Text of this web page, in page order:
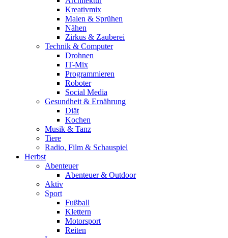
Kreativmix
Malen & Sprühen
Nähen
Zirkus & Zauberei
Technik & Computer
Drohnen
IT-Mix
Programmieren
Roboter
Social Media
Gesundheit & Ernährung
Diät
Kochen
Musik & Tanz
Tiere
Radio, Film & Schauspiel
Herbst
Abenteuer
Abenteuer & Outdoor
Aktiv
Sport
Fußball
Klettern
Motorsport
Reiten